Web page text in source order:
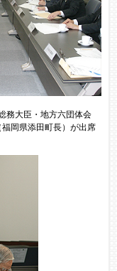
務大臣・地方六団体会
岡県添田町長）が出席